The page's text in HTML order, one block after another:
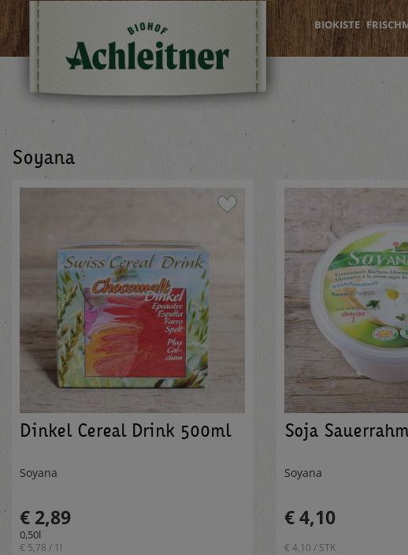
BIOKISTE
Soyana
Dinkel Cereal Drink 500ml
Soyana
€ 2,89
0,50l
€ 5,78 / 1l
Soja
Soyana
€ 4,10
€ 4,10 / STK